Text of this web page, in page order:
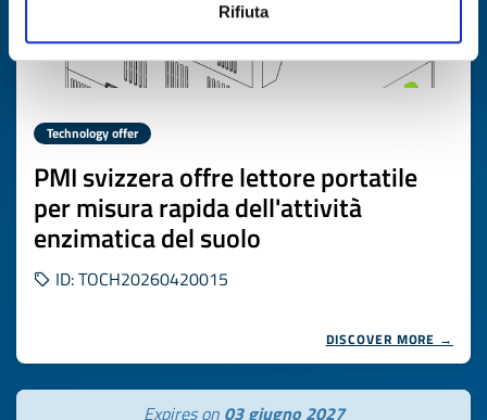
Rifiuta
Technology offer
PMI svizzera offre lettore portatile
per misura rapida dell'attività
enzimatica del suolo
ID: TOCH20260420015
DISCOVER MORE →
Expires on 03 giugno 2027